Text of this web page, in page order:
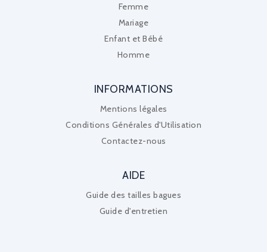
Femme
Mariage
Enfant et Bébé
Homme
INFORMATIONS
Mentions légales
Conditions Générales d'Utilisation
Contactez-nous
AIDE
Guide des tailles bagues
Guide d'entretien